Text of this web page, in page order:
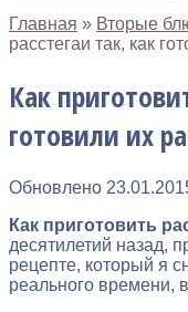
Главная » Вторые
расстегаи так, как
Как
готовили их
Обновлено
Как приготовить
десятилетий назад,
рецепте, который я
реального времени,